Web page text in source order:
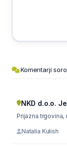
Komentarji
NKD d.o.o.
Natalia Kulish